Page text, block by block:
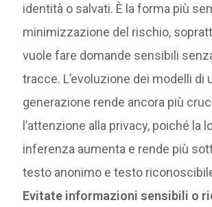
identità o salvati. È la forma più
minimizzazione del rischio,
vuole fare domande sensibili
tracce. L’evoluzione dei modelli di
generazione rende ancora più
l’attenzione alla privacy, poiché la
inferenza aumenta e rende più
testo anonimo e testo
Evitate informazioni sensibili o